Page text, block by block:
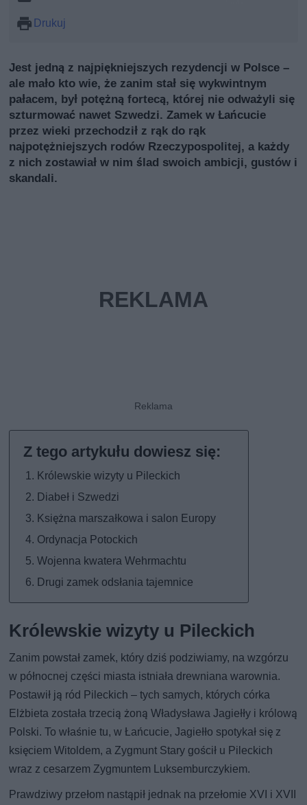
Drukuj
Jest jedną z najpiękniejszych rezydencji w Polsce –
ale mało kto wie, że zanim stał się wykwintnym
pałacem, był potężną fortecą, której nie odważyli się
szturmować nawet Szwedzi. Zamek w Łańcucie
przez wieki przechodził z rąk do rąk
najpotężniejszych rodów Rzeczypospolitej, a każdy
z nich zostawiał w nim ślad swoich ambicji, gustów i
skandali.
Królewskie wizyty u Pileckich
Diabeł i Szwedzi
Księżna marszałkowa i salon Europy
Ordynacja Potockich
Wojenna kwatera Wehrmachtu
Drugi zamek odsłania tajemnice
Królewskie wizyty u Pileckich
Zanim powstał zamek, który dziś podziwiamy, na wzgórzu
w północnej części miasta istniała drewniana warownia.
Postawił ją ród Pileckich – tych samych, których córka
Elżbieta została trzecią żoną Władysława Jagiełły i królową
Polski. To właśnie tu, w Łańcucie, Jagiełło spotykał się z
księciem Witoldem, a Zygmunt Stary gościł u Pileckich
wraz z cesarzem Zygmuntem Luksemburczykiem.
Prawdziwy przełom nastąpił jednak na przełomie XVI i XVII